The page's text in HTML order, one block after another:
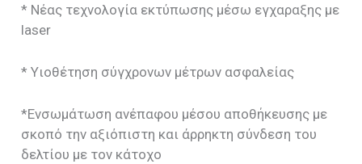
* Νέας τεχνολογία εκτύπωσης μέσω εγχαραξης με
laser
* Υιοθέτηση σύγχρονων μέτρων ασφαλείας
*Ενσωμάτωση ανέπαφου μέσου αποθήκευσης με
σκοπό την αξιόπιστη και άρρηκτη σύνδεση του
δελτίου με τον κάτοχο